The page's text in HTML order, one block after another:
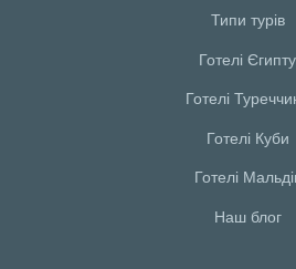
Типи турів
Готелі Єгипту
Готелі
Готелі Куби
Готелі
Наш блог